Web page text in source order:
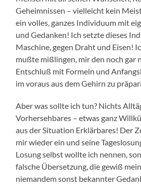
Geheimnissen – vielleicht kein
ein volles, ganzes Individuum mit
und Gedanken! Ich setzte dieses
Maschine, gegen Draht und Eisen!
mußte mißlingen, mir den noch gar
Entschluß mit Formeln und
im voraus aus dem Gehirn zu
Aber was sollte ich tun? Nichts
Vorhersehbares – etwas ganz
aus der Situation Erklärbares! Der
mir wieder ein und seine
Losung selbst wollte ich nennen,
falsche Übersetzung, die gewiß
niemandem sonst bekannter